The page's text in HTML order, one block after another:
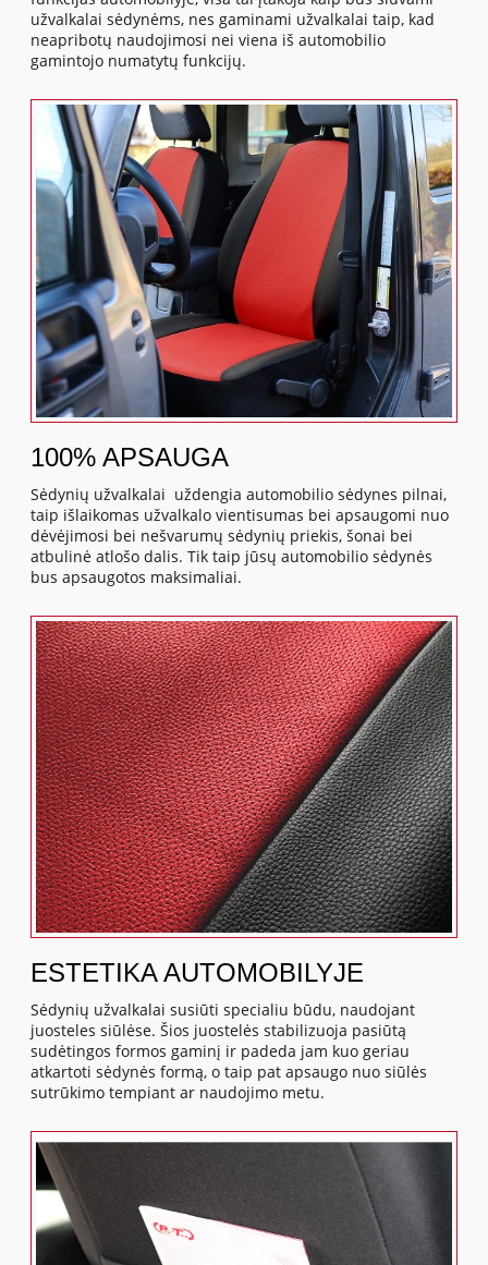
užvalkalai sėdynėms, nes gaminami užvalkalai taip, kad
neapribotų naudojimosi nei viena iš automobilio
gamintojo numatytų funkcijų.
100% APSAUGA
Sėdynių užvalkalai uždengia automobilio sėdynes pilnai,
taip išlaikomas užvalkalo vientisumas bei apsaugomi nuo
dėvėjimosi bei nešvarumų sėdynių priekis, šonai bei
atbulinė atlošo dalis. Tik taip jūsų automobilio sėdynės
bus apsaugotos maksimaliai.
ESTETIKA AUTOMOBILYJE
Sėdynių užvalkalai susiūti specialiu būdu, naudojant
juosteles siūlėse. Šios juostelės stabilizuoja pasiūtą
sudėtingos formos gaminį ir padeda jam kuo geriau
atkartoti sėdynės formą, o taip pat apsaugo nuo siūlės
sutrūkimo tempiant ar naudojimo metu.